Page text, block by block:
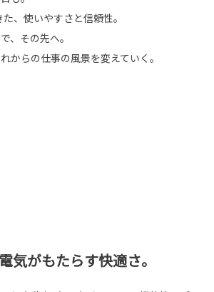
、使いやすさと信頼性。
、その先へ。
からの仕事の風景を変えていく。
気がもたらす快適さ。